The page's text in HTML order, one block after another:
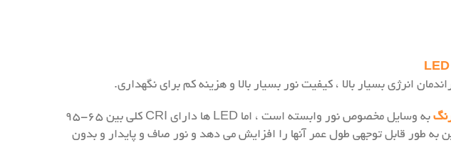
به وسایل مخصوص نور وابسته است ، اما LED ها دارای CRI کلی بین ۶۵-۹۵
طور قابل توجهی طول عمر آنها را افزایش می دهد و نور صاف و پایدار و بدون